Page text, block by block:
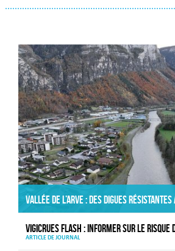
Vallée de l’Arve : des digues résistantes
VIGICRUES FLASH : informer sur le
ARTICLE DE JOURNAL